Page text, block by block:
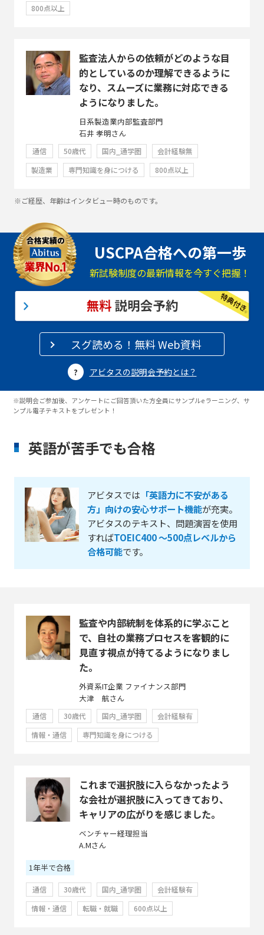
800点以上
監査法人からの依頼がどのような目
的としているのか理解できるように
なり、スムーズに業務に対応できる
ようになりました。
日系製造業内部監査部門
石井 孝明さん
通信 50歳代 国内_通学圏
会計経験無
製造業
専門知識を身につける 800点以上
※ご経歴、年齢はインタビュー時のものです。
USCPA合格への第一歩
新試験制度の最新情報を今すぐ把握！
スグ読める！無料 Web資料
アビタスの説明会予約とは？
※説明会ご参加後、アンケートにご回答頂いた方全員にサンプルeラーニング、サ
ンプル電子テキストをプレゼント！
英語が苦手でも合格
アビタスでは 「英語力に不安がある
方」向けの安心サポート機能が充実。
アビタスのテキスト、問題演習を使用
すればTOEIC400 ～500点レベルから
合格可能です。
監査や内部統制を体系的に学ぶこと
で、自社の業務プロセスを客観的に
見直す視点が持てるようになりまし
た。
外資系IT企業 ファイナンス部門
大津 航さん
通信 30歳代 国内_通学圏
会計経験有
情報・通信
専門知識を身につける
これまで選択肢に入らなかったよう
な会社が選択肢に入ってきており、
キャリアの広がりを感じました。
ベンチャー経理担当
A.Mさん
1年半で合格
通信 30歳代 国内_通学圏
会計経験有
情報・通信
転職・就職 600点以上